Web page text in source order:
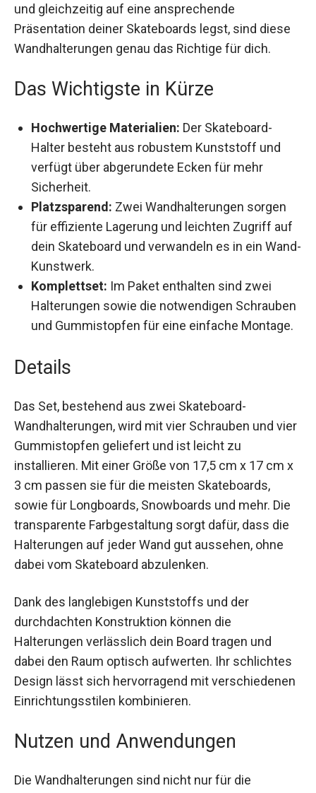
und gleichzeitig auf eine ansprechende
Präsentation deiner Skateboards legst, sind diese
Wandhalterungen genau das Richtige für dich.
Das Wichtigste in Kürze
Hochwertige Materialien: Der Skateboard-
Halter besteht aus robustem Kunststoff und
verfügt über abgerundete Ecken für mehr
Sicherheit.
Platzsparend: Zwei Wandhalterungen sorgen
für effiziente Lagerung und leichten Zugriff auf
dein Skateboard und verwandeln es in ein Wand-
Kunstwerk.
Komplettset: Im Paket enthalten sind zwei
Halterungen sowie die notwendigen Schrauben
und Gummistopfen für eine einfache Montage.
Details
Das Set, bestehend aus zwei Skateboard-
Wandhalterungen, wird mit vier Schrauben und vier
Gummistopfen geliefert und ist leicht zu
installieren. Mit einer Größe von 17,5 cm x 17 cm x
3 cm passen sie für die meisten Skateboards,
sowie für Longboards, Snowboards und mehr. Die
transparente Farbgestaltung sorgt dafür, dass die
Halterungen auf jeder Wand gut aussehen, ohne
dabei vom Skateboard abzulenken.
Dank des langlebigen Kunststoffs und der
durchdachten Konstruktion können die
Halterungen verlässlich dein Board tragen und
dabei den Raum optisch aufwerten. Ihr schlichtes
Design lässt sich hervorragend mit verschiedenen
Einrichtungsstilen kombinieren.
Nutzen und Anwendungen
Die Wandhalterungen sind nicht nur für die